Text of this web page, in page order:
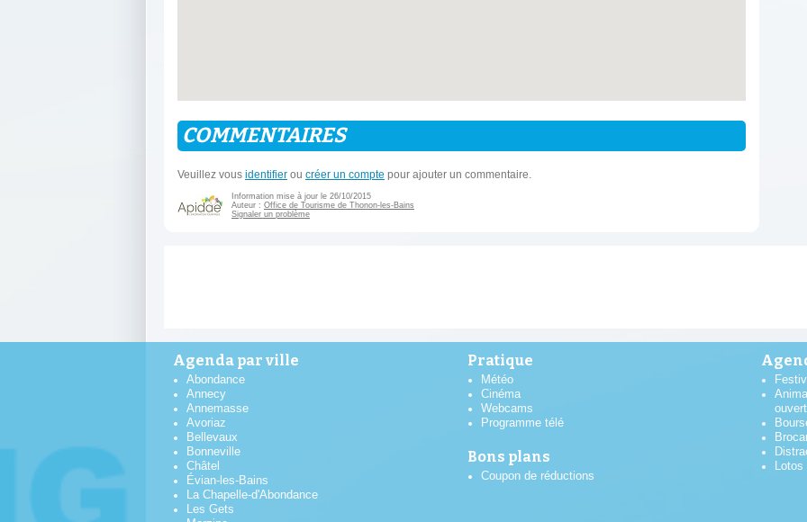
COMMENTAIRES
Veuillez vous identifier ou créer un compte pour ajouter un commentaire.
Information mise à jour le 26/10/2015
Auteur : Office de Tourisme de Thonon-les-Bains
Signaler un problème
Agenda par ville
Abondance
Annecy
Annemasse
Avoriaz
Bellevaux
Bonneville
Châtel
Évian-les-Bains
La Chapelle-d'Abondance
Les Gets
Pratique
Météo
Cinéma
Webcams
Programme télé
Bons plans
Coupon de réductions
Lotos